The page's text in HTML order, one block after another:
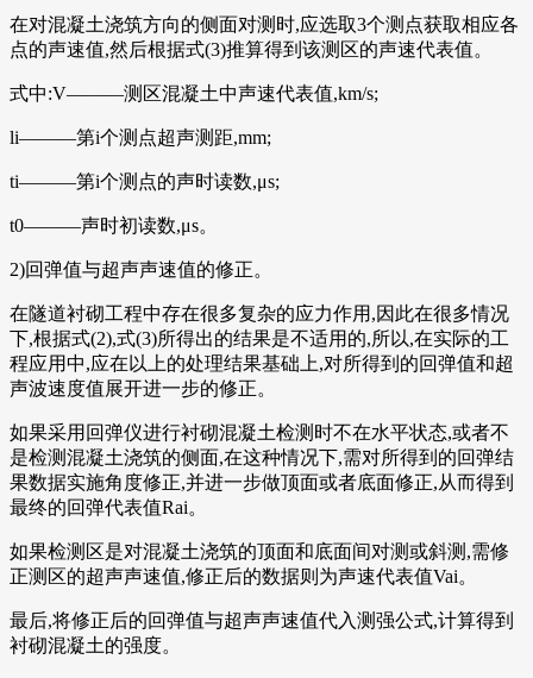
在对混凝土浇筑方向的侧面对测时,应选取3个测点获取相应各
点的声速值,然后根据式(3)推算得到该测区的声速代表值。
式中:V———测区混凝土中声速代表值,km/s;
li———第i个测点超声测距,mm;
ti———第i个测点的声时读数,μs;
t0———声时初读数,μs。
2)回弹值与超声声速值的修正。
在隧道衬砌工程中存在很多复杂的应力作用,因此在很多情况
下,根据式(2),式(3)所得出的结果是不适用的,所以,在实际的工
程应用中,应在以上的处理结果基础上,对所得到的回弹值和超
声波速度值展开进一步的修正。
如果采用回弹仪进行衬砌混凝土检测时不在水平状态,或者不
是检测混凝土浇筑的侧面,在这种情况下,需对所得到的回弹结
果数据实施角度修正,并进一步做顶面或者底面修正,从而得到
最终的回弹代表值Rai。
如果检测区是对混凝土浇筑的顶面和底面间对测或斜测,需修
正测区的超声声速值,修正后的数据则为声速代表值Vai。
最后,将修正后的回弹值与超声声速值代入测强公式,计算得到
衬砌混凝土的强度。